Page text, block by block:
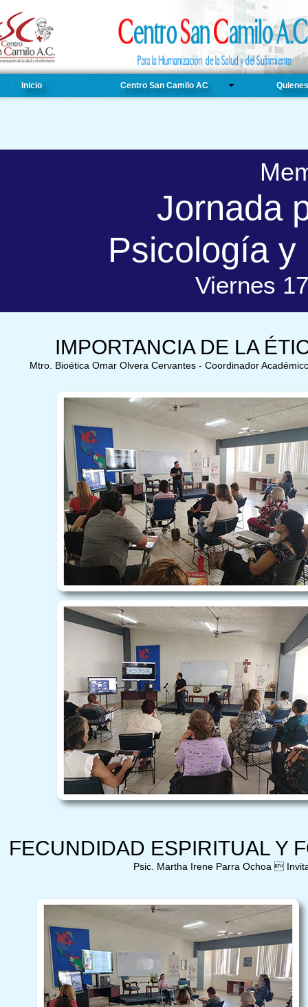
Jornada
Psicología y
Viernes
IMPORTANCIA DE LA
Mtro. Bioética Omar Olvera Cervantes - Coordinador
FECUNDIDAD ESPIRITUAL Y
Psic. Martha Irene Parra Ochoa 
Inicio Centro San Camilo AC